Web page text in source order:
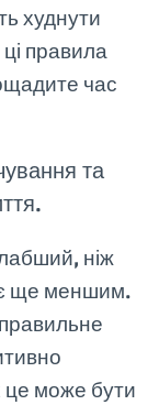
худнути
правила
час
та
ніж
ще меншим.
це може бути